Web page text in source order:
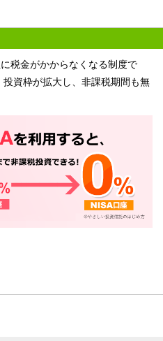
税金がかからなくなる制度で
資枠が拡大し、非課税期間も無